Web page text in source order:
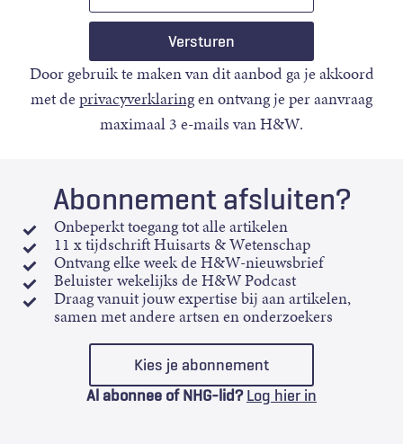
Door gebruik te maken van dit aanbod ga je akkoord
met deprivacyverklaringen ontvang je per aanvraag
maximaal 3 e-mails van H&W.
Abonnement afsluiten?
Onbeperkt toegang tot alle artikelen
11 x tijdschrift Huisarts & Wetenschap
Ontvang elke week de H&W-nieuwsbrief
Beluister wekelijks de H&W Podcast
Draag vanuit jouw expertise bij aan artikelen,
samen met andere artsen en onderzoekers
Kies je abonnement
Al abonnee of NHG-lid? Log hier in